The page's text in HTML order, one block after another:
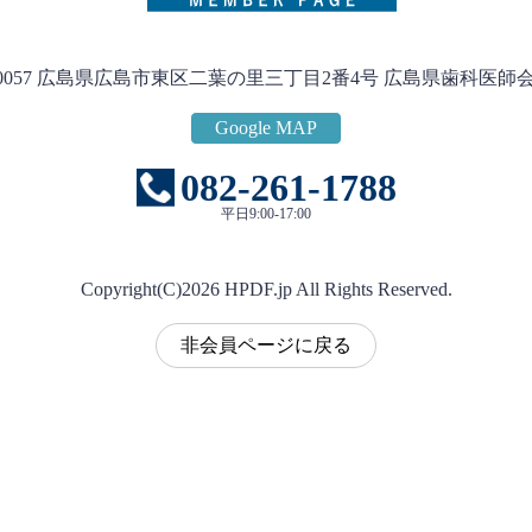
広島県広島市東区二葉の里三丁目2番4号 広島県歯科医師
Google MAP
082-261-1788
平日9:00-17:00
Copyright(C)2026HPDF.jp All Rights Reserved.
非会員ページに戻る